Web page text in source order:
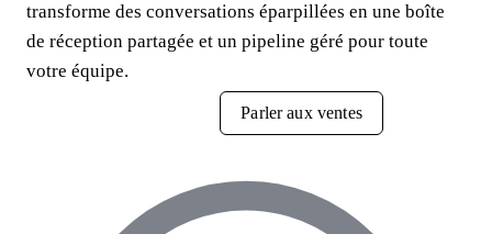
transforme des conversations éparpillées en une boîte
de réception partagée et un pipeline géré pour toute
votre équipe.
Parler aux ventes